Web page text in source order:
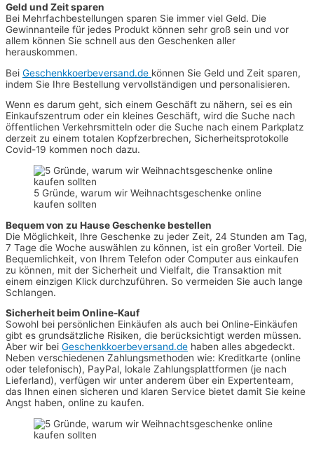
Geld und Zeit sparen
Bei Mehrfachbestellungen sparen Sie immer viel Geld. Die
Gewinnanteile für jedes Produkt können sehr groß sein und vor
allem können Sie schnell aus den Geschenken aller
herauskommen.
Bei Geschenkkoerbeversand.de können Sie Geld und Zeit sparen,
indem Sie Ihre Bestellung vervollständigen und personalisieren.
Wenn es darum geht, sich einem Geschäft zu nähern, sei es ein
Einkaufszentrum oder ein kleines Geschäft, wird die Suche nach
öffentlichen Verkehrsmitteln oder die Suche nach einem Parkplatz
derzeit zu einem totalen Kopfzerbrechen, Sicherheitsprotokolle
Covid-19 kommen noch dazu.
5 Gründe, warum wir Weihnachtsgeschenke online
kaufen sollten
Bequem von zu Hause Geschenke bestellen
Die Möglichkeit, Ihre Geschenke zu jeder Zeit, 24 Stunden am Tag,
7 Tage die Woche auswählen zu können, ist ein großer Vorteil. Die
Bequemlichkeit, von Ihrem Telefon oder Computer aus einkaufen
zu können, mit der Sicherheit und Vielfalt, die Transaktion mit
einem einzigen Klick durchzuführen. So vermeiden Sie auch lange
Schlangen.
Sicherheit beim Online-Kauf
Sowohl bei persönlichen Einkäufen als auch bei Online-Einkäufen
gibt es grundsätzliche Risiken, die berücksichtigt werden müssen.
Aber wir bei Geschenkkoerbeversand.de haben alles abgedeckt.
Neben verschiedenen Zahlungsmethoden wie: Kreditkarte (online
oder telefonisch), PayPal, lokale Zahlungsplattformen (je nach
Lieferland), verfügen wir unter anderem über ein Expertenteam,
das Ihnen einen sicheren und klaren Service bietet damit Sie keine
Angst haben, online zu kaufen.